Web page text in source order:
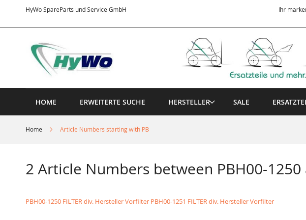
HyWo SpareParts und Service GmbH
Inhalt
Ihr
HOME ERWEITERTE SUCHE HERSTELLER SALE
Home Article Numbers starting with PB
2 Article Numbers between PBH00-1250
PBH00-1250 FILTER div. Hersteller Vorfilter PBH00-1251 FILTER div. Hersteller Vorfilter